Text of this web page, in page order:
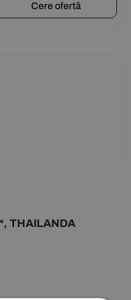
Cere ofertă
THAILANDA